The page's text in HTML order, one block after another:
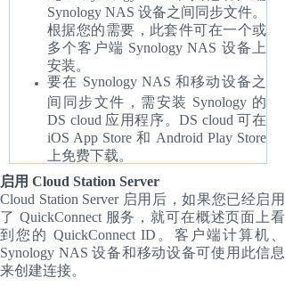
Synology NAS 设备之间同步文件。
根据您的需要，此套件可在一个或
多个客户端 Synology NAS 设备上
安装。
要在 Synology NAS 和移动设备之
间同步文件，需安装 Synology 的
DS cloud 应用程序。DS cloud 可在
iOS App Store 和 Android Play Store
上免费下载。
启用 Cloud Station Server
Cloud Station Server 启用后，如果您已经启用
了 QuickConnect 服务，就可在概述页面上看
到您的 QuickConnect ID。客户端计算机、
Synology NAS 设备和移动设备可使用此信息
来创建连接。